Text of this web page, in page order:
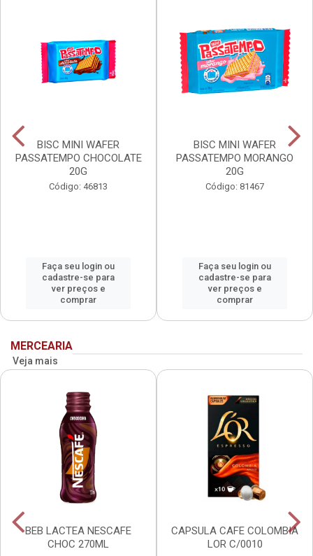
BISC MINI WAFER
PASSATEMPO CHOCOLATE
20G
Código: 46813
Faça seu login ou
cadastre-se para
ver preços e
comprar
BISC MINI WAFER
PASSATEMPO MORANGO
20G
Código: 81467
Faça seu login ou
cadastre-se para
ver preços e
comprar
MERCEARIA
Veja mais
BEB LACTEA NESCAFE
CHOC 270ML
CAPSULA CAFE COLOMBIA
LOR C/0010